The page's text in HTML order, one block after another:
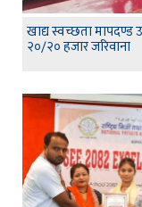
खाद्य स्वच्छता
२०/२० हजार जरिवाना